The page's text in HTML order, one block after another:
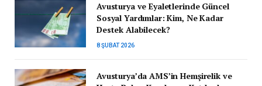
Avusturya ve Eyaletlerinde Güncel
Sosyal Yardımlar: Kim, Ne Kadar
Destek Alabilecek?
8 ŞUBAT 2026
Avusturya’da AMS’in Hemşirelik ve